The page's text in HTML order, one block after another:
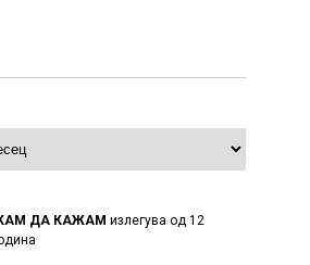
ДА КАЖАМ излегува од 12